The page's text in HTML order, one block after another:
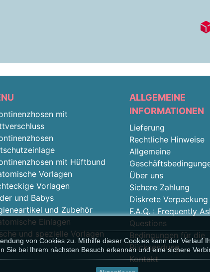
mit
mit Hüftbund
Vorlagen
Vorlagen
und Babys
und Zubehör
Einlagen
und spezielle Vorlagen
ALLGEMEINE
INFORMATIONEN
Lieferung
Rechtliche Hinweise
Allgemeine
Über uns
Sichere Zahlung
Diskrete Verpackung
F.A.Q. : Frequently
Questions
Bedingungen für die
Rücksendung
Kontakt
von Cookies zu. Mithilfe dieser Cookies kann der
Sie bei Ihrem nächsten Besuch erkennen und eine sichere